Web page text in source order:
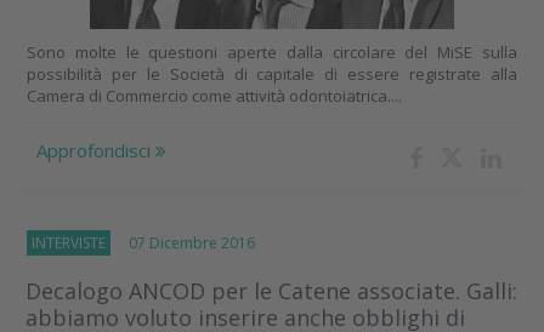
Sono molte le questioni aperte dalla circolare del MiSE sulla
possibilità per le Società di capitale di essere registrate alla
Camera di Commercio come attività odontoiatrica....
Approfondisci
INTERVISTE 07 Dicembre 2016
Decalogo ANCOD per le Catene associate. Galli:
abbiamo voluto inserire anche obblighi di